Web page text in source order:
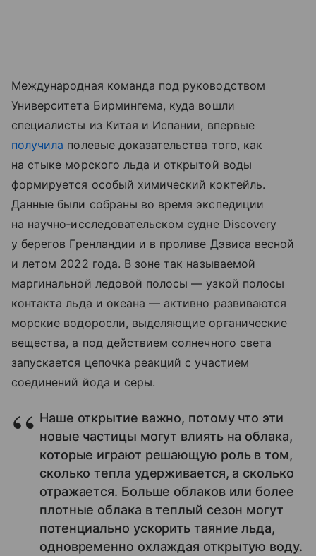
Международная команда под руководством
Университета Бирмингема, куда вошли
специалисты из Китая и Испании, впервые
получила полевые доказательства того, как
на стыке морского льда и открытой воды
формируется особый химический коктейль.
Данные были собраны во время экспедиции
на научно‑исследовательском судне Discovery
у берегов Гренландии и в проливе Дэвиса весной
и летом 2022 года. В зоне так называемой
маргинальной ледовой полосы — узкой полосы
контакта льда и океана — активно развиваются
морские водоросли, выделяющие органические
вещества, а под действием солнечного света
запускается цепочка реакций с участием
соединений йода и серы.
Наше открытие важно, потому что эти
новые частицы могут влиять на облака,
которые играют решающую роль в том,
сколько тепла удерживается, а сколько
отражается. Больше облаков или более
плотные облака в теплый сезон могут
потенциально ускорить таяние льда,
одновременно охлаждая открытую воду.